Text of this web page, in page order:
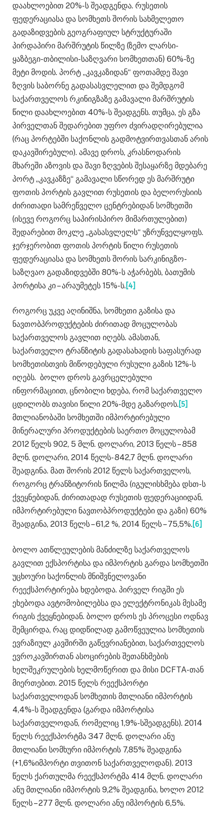
დაახლოებით 20%-ს შეადგენდა. რუსეთის
ფედერაციასა და სომხეთს შორის სახმელეთო
გადაზიდვების გეოგრაფიულ სტრუქტურაში
პირდაპირი მარშრუტის წილზე (ზემო ლარსი-
ყაზბეგი-თბილისი-საზღვარი სომხეთთან) 60%-ზე
მეტი მოდის. პორტ „კავკაზიდან“ ფოთამდე შავი
ზღვის საბორნე გადასასვლელით და შემდგომ
საქართველოს რკინიგზაზე გამავალი მარშრუტის
წილი დაახლოებით 40%-ს შეადგენს. თუმცა, ეს გზა
პირველთან შედარებით უფრო ძვირადღირებულია
(რაც პორტებში საქონლის გადმოტვირთვასთან არის
დაკავშირებული). ამავე დროს, კრასნოდარის
მხარეში აზოვის და შავი ზღვების შესაყარზე მდებარე
პორტ „კავკაზზე“ გამავალი სწორედ ეს მარშრუტი
ფოთის პორტის გავლით რუსეთის და ბელორუსიის
ძირითადი სამრეწველო ცენტრებიდან სომხეთში
(ისევე როგორც საპირისპირო მიმართულებით)
შედარებით მოკლე „გასასვლელს“ უზრუნველყოფს.
ჯერჯერობით ფოთის პორტის წილი რუსეთის
ფედერაციასა და სომხეთს შორის სარკინიგზო-
საზღვაო გადაზიდვებში 80%-ს აჭარბებს, ბათუმის
პორტისა კი – არაუმეტეს 15%-ს.[4]
როგორც უკვე აღინიშნა, სომხეთი გაზისა და
ნავთობპროდუქტების ძირითად მოცულობას
საქართველოს გავლით იღებს. ამასთან,
საქართველო ტრანზიტის გადასახადის საფასურად
სომხეთისთვის მიწოდებული რუსული გაზის 12%-ს
იღებს. ბოლო დროს გავრცელებული
ინფორმაციით, ცნობილი ხდება, რომ საქართველო
ცდილობს თავისი წილი 20%-მდე გაზარდოს.[5]
მთლიანობაში სომხეთში იმპორტირებული
მინერალური პროდუქტების საერთო მოცულობამ
2012 წელს 902, 5 მლნ. დოლარი, 2013 წელს – 858
მლნ. დოლარი, 2014 წელს- 842,7 მლნ. დოლარი
შეადგინა. მათ შორის 2012 წელს საქართველოს,
როგორც ტრანზიტორის წილმა (იგულისხმება დსთ-ს
ქვეყნებიდან, ძირითადად რუსეთის ფედერაციიდან,
იმპორტირებული ნავთობპროდუქტები და გაზი) 60%
შეადგინა, 2013 წელს – 61,2 %, 2014 წელს – 75,5%.[6]
ბოლო ათწლეულების მანძილზე საქართველოს
გავლით ექსპორტისა და იმპორტის გარდა სომხეთში
უცხოური საქონლის მნიშვნელოვანი
რეექსპორტირება ხდებოდა. პირველ რიგში ეს
ეხებოდა ავტომობილებსა და ელექტრონიკას მესამე
რიგის ქვეყნებიდან. ბოლო დროს ეს პროცესი ოდნავ
შემცირდა, რაც დიდწილად გამოწვეულია სომხეთის
ევრაზიულ კავშირში გაწევრიანებით, საქართველოს
ევროკავშირთან ასოცირების შეთანხმების
ხელშეკრულების ხელმოწერით და მისი DCFTA-თან
მიერთებით. 2015 წელს რეექსპორტი
საქართველოდან სომხეთის მთლიანი იმპორტის
4,4%-ს შეადგენდა (გარდა იმპორტისა
საქართველოდან, რომელიც 1,9%-სშეადგენს). 2014
წელს რეექსპორტმა 347 მლნ. დოლარი ანუ
მთლიანი სომხური იმპორტის 7,85% შეადგინა
(+1,6%იმპორტი თვითონ საქართველოდან). 2013
წელს ქართულმა რეექსპორტმა 414 მლნ. დოლარი
ანუ მთლიანი იმპორტის 9,2% შეადგინა, ხოლო 2012
წელს – 277 მლნ. დოლარი ანუ იმპორტის 6,5%.